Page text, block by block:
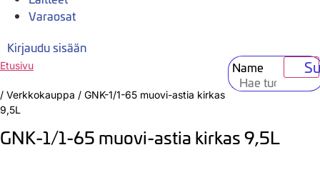
Varaosat
Kirjaudu sisään
Name
Etusivu
/ Verkkokauppa / GNK-1/1-65 muovi-astia kirkas
9,5L
GNK-1/1-65 muovi-astia kirkas 9,5L